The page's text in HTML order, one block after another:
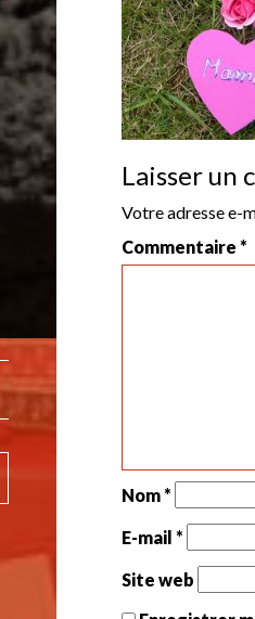
Laisser un
Votre adresse e-
Commentaire*
Nom*
E-mail*
Site web